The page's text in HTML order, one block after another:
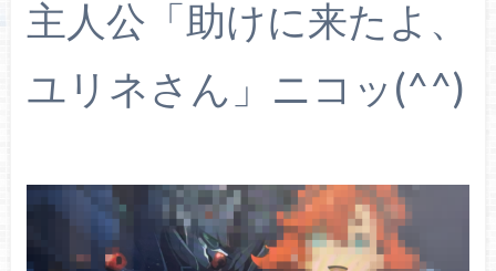
主人公「助けに来たよ、
ユリネさん」ニコッ(^^)